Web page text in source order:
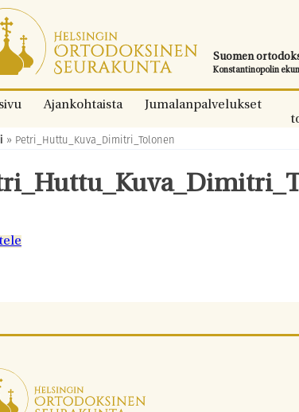
Suomen
Konstantinopolin
Ajankohtaista Jumalanpalvelukset
» Petri_Huttu_Kuva_Dimitri_Tolonen